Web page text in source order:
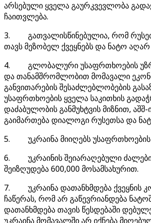
არსებული ყველა გაურკვევლობა
ჩაითვლება.
3. გათვალისწინებულია, რომ
თავს მეზობელ ქვეყნებს და ნატო
4. გლობალური უსაფრთხოების
და თანამშრომლობით მომავალი
განვითარების შესაძლებლობების
უსაფრთხოების ყველა საკითხის
დაძაბულობის განმუხტვის მიზნით,
გაიმართება დიალოგი რუსეთსა და
5. უკრაინა მიიღებს უსაფრთხოების
6. უკრაინის შეიარაღებული
შეიზღუდება 600,000 მოსამსახურით.
7. უკრაინა დათანხმდება ქვეყნის
ჩაწერას, რომ არ გაწევრიანდება
დათანხმდება თავის წესდებაში
უკრაინა მომავალში არ იქნება